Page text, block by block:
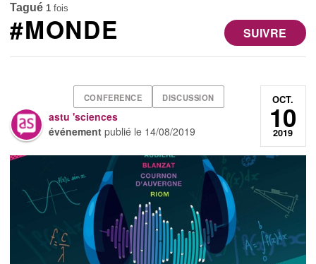
Tagué 1 fois
SUIVRE
#MONDE
CONFERENCE DISCUSSION
astu 'sciences
événement publié le 14/08/2019
OCT.
10
2019